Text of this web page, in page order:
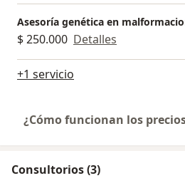
Asesoría genética en
$ 250.000 Detalles
+1 servicio
¿Cómo funcionan los
Consultorios (3)